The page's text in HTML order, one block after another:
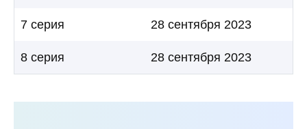
7 серия 28 сентября 2023
8 серия 28 сентября 2023